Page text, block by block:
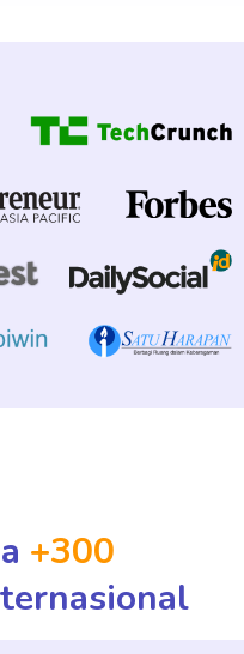
+300